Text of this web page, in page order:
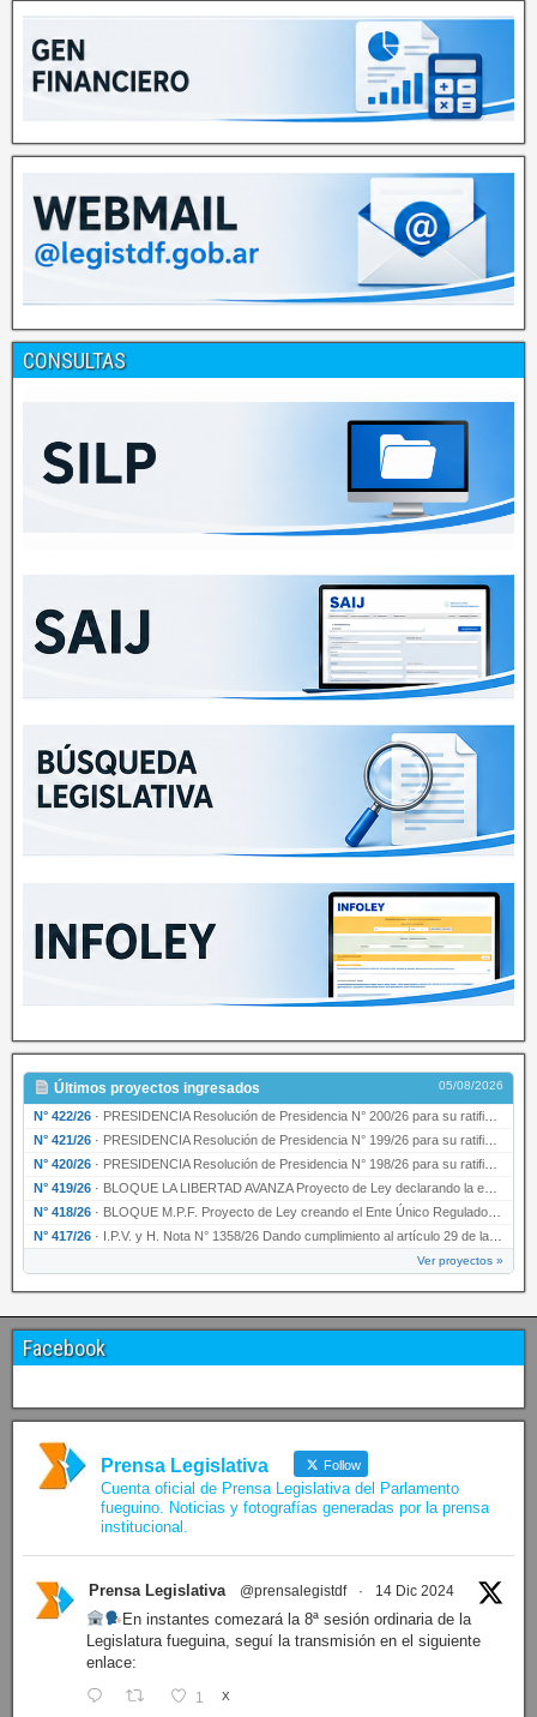
CONSULTAS
Últimos proyectos ingresados 05/08/2026
N° 422/26 · PRESIDENCIA Resolución de Presidencia N° 200/26 para su ratificación.
N° 421/26 · PRESIDENCIA Resolución de Presidencia N° 199/26 para su ratificación.
N° 420/26 · PRESIDENCIA Resolución de Presidencia N° 198/26 para su ratificación.
N° 419/26 · BLOQUE LA LIBERTAD AVANZA Proyecto de Ley declarando la esencialidad del servicio educativ…
N° 418/26 · BLOQUE M.P.F. Proyecto de Ley creando el Ente Único Regulador de servicios públicos de la …
N° 417/26 · I.P.V. y H. Nota N° 1358/26 Dando cumplimiento al artículo 29 de la Ley provincial N° 1399…
Ver proyectos »
Facebook
Prensa Legislativa Follow
Cuenta oficial de Prensa Legislativa del Parlamento
fueguino. Noticias y fotografías generadas por la prensa
institucional.
Prensa Legislativa @prensalegistdf · 14 Dic 2024
En instantes comezará la 8ª sesión ordinaria de la
Legislatura fueguina, seguí la transmisión en el siguiente
enlace:
1 X